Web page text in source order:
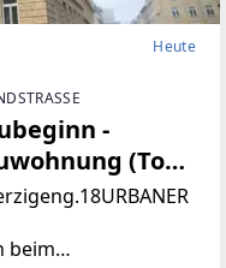
Heute
-
(Top
beim